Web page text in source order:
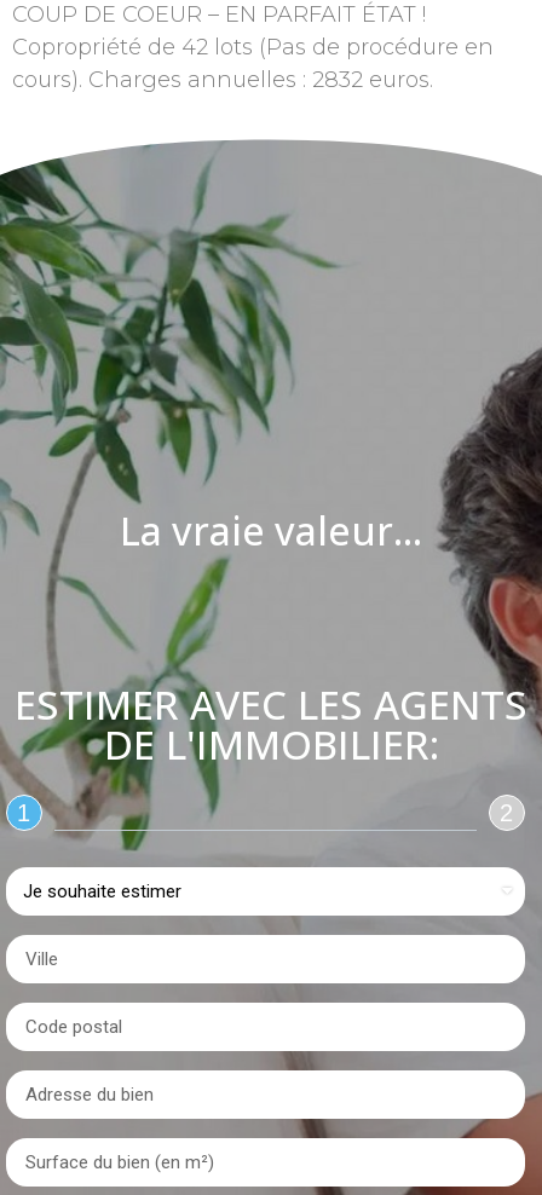
COUP DE COEUR – EN PARFAIT ÉTAT !
Copropriété de 42 lots (Pas de procédure en
cours). Charges annuelles : 2832 euros.
La vraie valeur...
ESTIMER AVEC LES AGENTS
DE L'IMMOBILIER:
1 2